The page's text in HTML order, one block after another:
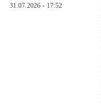
31.07.2026 - 17:52